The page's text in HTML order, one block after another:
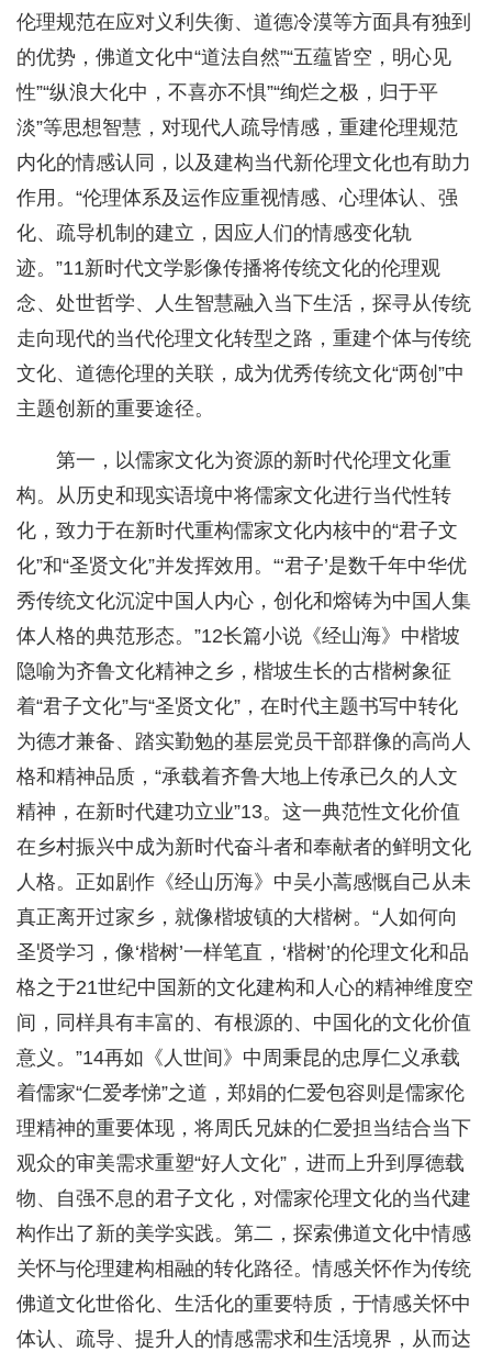
伦理规范在应对义利失衡、道德冷漠等方面具有独到
的优势，佛道文化中“道法自然”“五蕴皆空，明心见
性”“纵浪大化中，不喜亦不惧”“绚烂之极，归于平
淡”等思想智慧，对现代人疏导情感，重建伦理规范
内化的情感认同，以及建构当代新伦理文化也有助力
作用。“伦理体系及运作应重视情感、心理体认、强
化、疏导机制的建立，因应人们的情感变化轨
迹。”11新时代文学影像传播将传统文化的伦理观
念、处世哲学、人生智慧融入当下生活，探寻从传统
走向现代的当代伦理文化转型之路，重建个体与传统
文化、道德伦理的关联，成为优秀传统文化“两创”中
主题创新的重要途径。
第一，以儒家文化为资源的新时代伦理文化重
构。从历史和现实语境中将儒家文化进行当代性转
化，致力于在新时代重构儒家文化内核中的“君子文
化”和“圣贤文化”并发挥效用。“‘君子’是数千年中华优
秀传统文化沉淀中国人内心，创化和熔铸为中国人集
体人格的典范形态。”12长篇小说《经山海》中楷坡
隐喻为齐鲁文化精神之乡，楷坡生长的古楷树象征
着“君子文化”与“圣贤文化”，在时代主题书写中转化
为德才兼备、踏实勤勉的基层党员干部群像的高尚人
格和精神品质，“承载着齐鲁大地上传承已久的人文
精神，在新时代建功立业”13。这一典范性文化价值
在乡村振兴中成为新时代奋斗者和奉献者的鲜明文化
人格。正如剧作《经山历海》中吴小蒿感慨自己从未
真正离开过家乡，就像楷坡镇的大楷树。“人如何向
圣贤学习，像‘楷树’一样笔直，‘楷树’的伦理文化和品
格之于21世纪中国新的文化建构和人心的精神维度空
间，同样具有丰富的、有根源的、中国化的文化价值
意义。”14再如《人世间》中周秉昆的忠厚仁义承载
着儒家“仁爱孝悌”之道，郑娟的仁爱包容则是儒家伦
理精神的重要体现，将周氏兄妹的仁爱担当结合当下
观众的审美需求重塑“好人文化”，进而上升到厚德载
物、自强不息的君子文化，对儒家伦理文化的当代建
构作出了新的美学实践。第二，探索佛道文化中情感
关怀与伦理建构相融的转化路径。情感关怀作为传统
佛道文化世俗化、生活化的重要特质，于情感关怀中
体认、疏导、提升人的情感需求和生活境界，从而达